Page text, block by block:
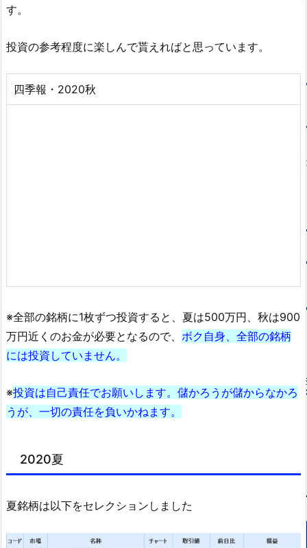
す。
投資の参考程度に楽しんで貰えればと思っています。
四季報・2020秋
※全部の銘柄に1枚ずつ投資すると、夏は500万円、秋は900
万円近くのお金が必要となるので、 ボク自身、全部の銘柄
には投資していません。
※投資は自己責任でお願いします。儲かろうが儲からなかろ
うが、一切の責任を負いかねます。
2020夏
夏銘柄は以下をセレクションしました